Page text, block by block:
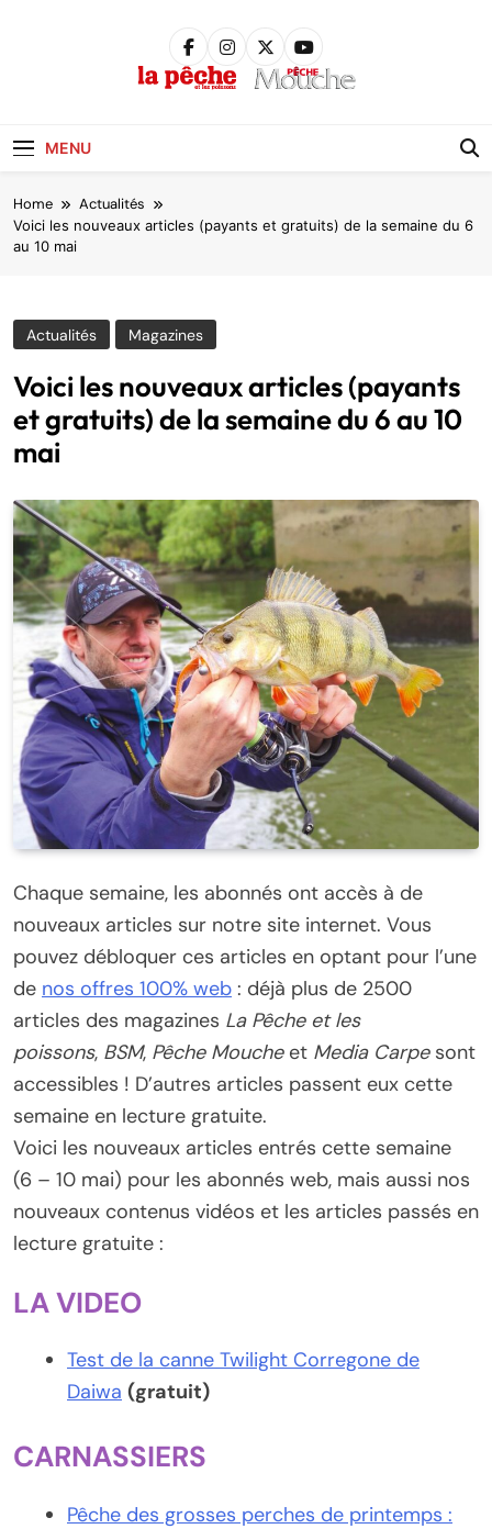
MENU
Home Actualités
Voici les nouveaux articles (payants et gratuits) de la semaine du 6
au 10 mai
Actualités Magazines
Voici les nouveaux articles (payants
et gratuits) de la semaine du 6 au 10
mai
Chaque semaine, les abonnés ont accès à de
nouveaux articles sur notre site internet. Vous
pouvez débloquer ces articles en optant pour l’une
de nos offres 100% web : déjà plus de 2500
articles des magazines La Pêche et les
poissons, BSM, Pêche Moucheet Media Carpesont
accessibles ! D’autres articles passent eux cette
semaine en lecture gratuite.
Voici les nouveaux articles entrés cette semaine
(6 – 10 mai) pour les abonnés web, mais aussi nos
nouveaux contenus vidéos et les articles passés en
lecture gratuite :
LA VIDEO
Test de la canne Twilight Corregone de
Daiwa (gratuit)
CARNASSIERS
Pêche des grosses perches de printemps :